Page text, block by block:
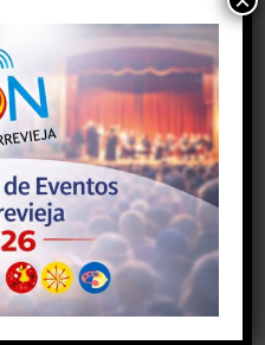
habilitado en dos
antes de los exámenes,
de las pruebas no se
a los baños se
1 y 2 habilitadas
abierta la
se iniciará el lunes, se